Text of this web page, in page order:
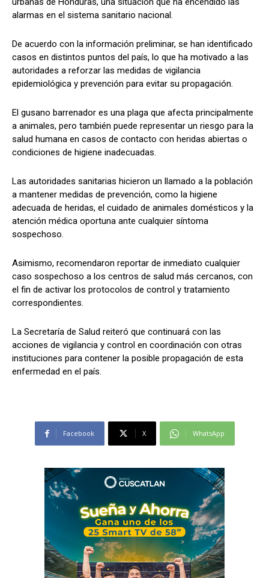
Comparta
WhatsApp
Síganos
Comparta
WhatsApp
Síganos
alarmas en el sistema sanitario nacional.
De acuerdo con la información preliminar, se han identificado
casos en distintos puntos del país, lo que ha motivado a las
autoridades a reforzar las medidas de vigilancia
epidemiológica y prevención para evitar su propagación.
El gusano barrenador es una plaga que afecta principalmente
a animales, pero también puede representar un riesgo para la
salud humana en casos de contacto con heridas abiertas o
condiciones de higiene inadecuadas.
Las autoridades sanitarias hicieron un llamado a la población
a mantener medidas de prevención, como la higiene
adecuada de heridas, el cuidado de animales domésticos y la
atención médica oportuna ante cualquier síntoma
sospechoso.
Asimismo, recomendaron reportar de inmediato cualquier
caso sospechoso a los centros de salud más cercanos, con
el fin de activar los protocolos de control y tratamiento
correspondientes.
La Secretaría de Salud reiteró que continuará con las
acciones de vigilancia y control en coordinación con otras
instituciones para contener la posible propagación de esta
enfermedad en el país.
Facebook X WhatsApp